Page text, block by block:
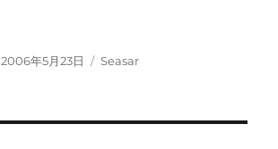
投
2006年5月23日
カ
Seasar